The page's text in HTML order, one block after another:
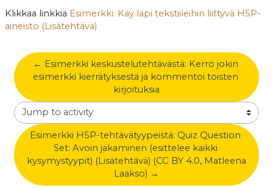
Klikkaa linkkiä Esimerkki: Käy läpi tekstiileihin liittyvä H5P-
aineisto (Lisätehtävä)
← Esimerkki keskustelutehtävästä: Kerro jokin
esimerkki kierrätyksestä ja kommentoi toisten
kirjoituksia
Jump to activity
Esimerkki H5P-tehtävätyypeistä: Quiz Question
Set: Avoin jakaminen (esittelee kaikki
kysymystyypit) (Lisätehtävä) (CC BY 4.0, Matleena
Laakso) →